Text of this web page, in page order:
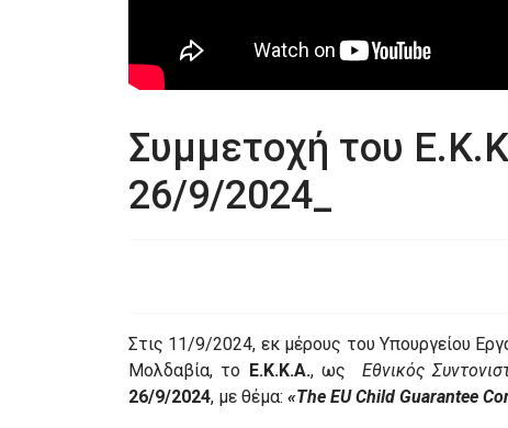
Συμμετοχή του
26/9/2024_
Στις 11/9/2024, εκ μέρους του Υπουργείου
Μολδαβία, το Ε.Κ.Κ.Α., ως Εθνικός
26/9/2024, με θέμα: «The EU Child Guarantee